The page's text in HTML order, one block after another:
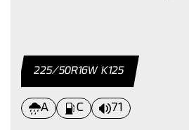
225/50R16W Κ125
A C 71